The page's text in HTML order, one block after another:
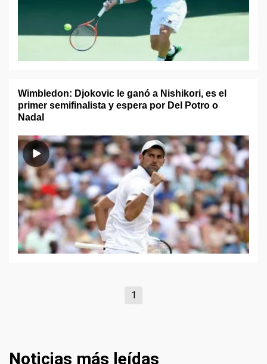
Wimbledon: Djokovic le ganó a Nishikori, es el
primer semifinalista y espera por Del Potro o
Nadal
1
Noticias más leídas